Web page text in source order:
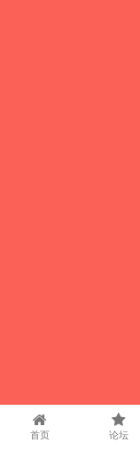
首页 论坛